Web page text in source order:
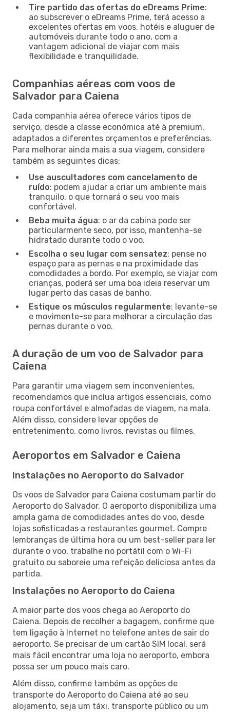
Tire partido das ofertas do eDreams Prime:
ao subscrever o eDreams Prime, terá acesso a
excelentes ofertas em voos, hotéis e aluguer de
automóveis durante todo o ano, com a
vantagem adicional de viajar com mais
flexibilidade e tranquilidade.
Companhias aéreas com voos de
Salvador para Caiena
Cada companhia aérea oferece vários tipos de
serviço, desde a classe económica até à premium,
adaptados a diferentes orçamentos e preferências.
Para melhorar ainda mais a sua viagem, considere
também as seguintes dicas:
Use auscultadores com cancelamento de
ruído: podem ajudar a criar um ambiente mais
tranquilo, o que tornará o seu voo mais
confortável.
Beba muita água: o ar da cabina pode ser
particularmente seco, por isso, mantenha-se
hidratado durante todo o voo.
Escolha o seu lugar com sensatez: pense no
espaço para as pernas e na proximidade das
comodidades a bordo. Por exemplo, se viajar com
crianças, poderá ser uma boa ideia reservar um
lugar perto das casas de banho.
Estique os músculos regularmente: levante-se
e movimente-se para melhorar a circulação das
pernas durante o voo.
A duração de um voo de Salvador para
Caiena
Para garantir uma viagem sem inconvenientes,
recomendamos que inclua artigos essenciais, como
roupa confortável e almofadas de viagem, na mala.
Além disso, considere levar opções de
entretenimento, como livros, revistas ou filmes.
Aeroportos em Salvador e Caiena
Instalações no Aeroporto do Salvador
Os voos de Salvador para Caiena costumam partir do
Aeroporto do Salvador. O aeroporto disponibiliza uma
ampla gama de comodidades antes do voo, desde
lojas sofisticadas a restaurantes gourmet. Compre
lembranças de última hora ou um best-seller para ler
durante o voo, trabalhe no portátil com o Wi-Fi
gratuito ou saboreie uma refeição deliciosa antes da
partida.
Instalações no Aeroporto do Caiena
A maior parte dos voos chega ao Aeroporto do
Caiena. Depois de recolher a bagagem, confirme que
tem ligação à Internet no telefone antes de sair do
aeroporto. Se precisar de um cartão SIM local, será
mais fácil encontrar uma loja no aeroporto, embora
possa ser um pouco mais caro.
Além disso, confirme também as opções de
transporte do Aeroporto do Caiena até ao seu
alojamento, seja um táxi, transporte público ou um